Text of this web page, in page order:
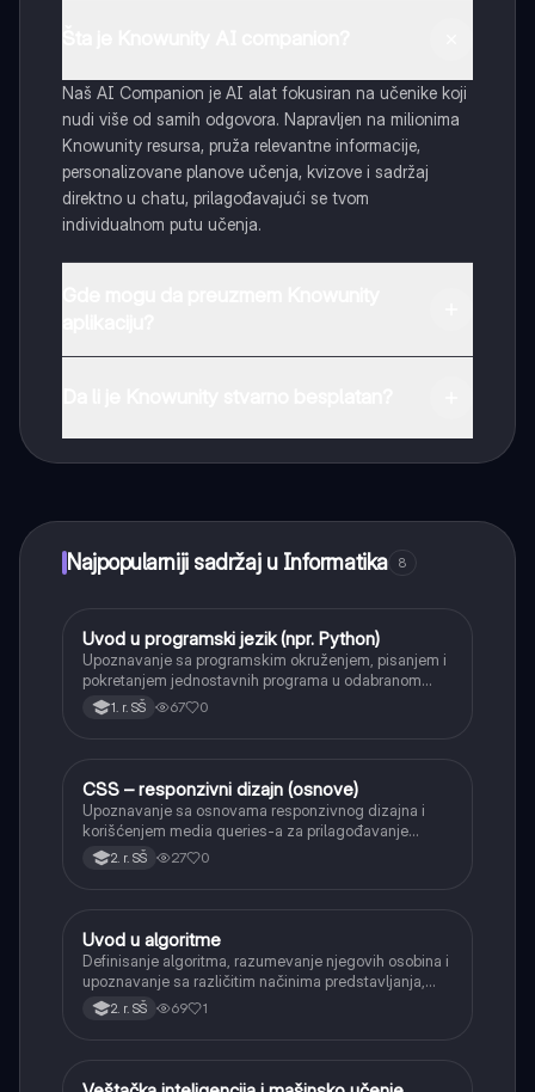
Naš AI Companion je AI alat fokusiran na učenike koji
nudi više od samih odgovora. Napravljen na milionima
Knowunity resursa, pruža relevantne informacije,
personalizovane planove učenja, kvizove i sadržaj
direktno u chatu, prilagođavajući se tvom
individualnom putu učenja.
Najpopularniji sadržaj u Informatika 8
Informatika
Uvod u programski jezik (npr. Python)
Upoznavanje sa programskim okruženjem, pisanjem i
pokretanjem jednostavnih programa u odabranom
jeziku.1. r. SŠ 67 0
Informatika
CSS – responzivni dizajn (osnove)
Upoznavanje sa osnovama responzivnog dizajna i
korišćenjem media queries-a za prilagođavanje
izgleda veb stranice različitim veličinama ekrana.
2. r. SŠ 27 0
Informatika
Uvod u algoritme
Definisanje algoritma, razumevanje njegovih osobina i
upoznavanje sa različitim načinima predstavljanja,
kao što su pseudokod i dijagram toka.
2. r. SŠ 69 1